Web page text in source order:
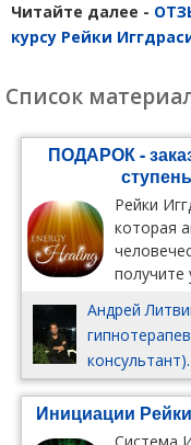
Читайте далее -
курсу Рейки
Список
ПОДАРОК -
Рейки
которая
получите
Андрей
консультант).
Инициации